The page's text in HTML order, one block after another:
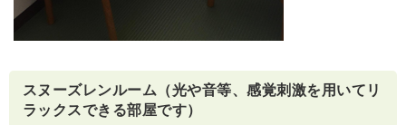
スヌーズレンルーム（光や音等、感覚刺激を用いてリ
ラックスできる部屋です）